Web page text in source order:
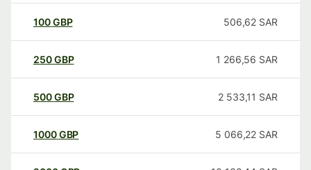
100GBP 506,62 SAR
250GBP 1 266,56 SAR
500GBP 2 533,11 SAR
1000GBP 5 066,22 SAR